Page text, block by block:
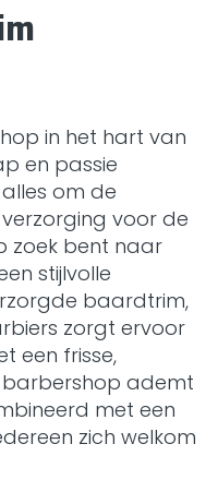
in het hart van
en passie
om de
voor de
zoek bent naar
stijlvolle
baardtrim,
zorgt ervoor
een frisse,
barbershop ademt
met een
zich welkom